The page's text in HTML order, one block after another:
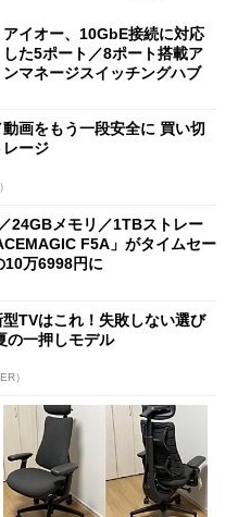
アイオー、10GbE接続に対応
した5ポート／8ポート搭載ア
ンマネージスイッチングハブ
画をもう一段安全に 買い切
レージ
24GBメモリ／1TBストレー
F5A」がタイムセー
10万6998円に
TVはこれ！失敗しない選び
の一押しモデル
）